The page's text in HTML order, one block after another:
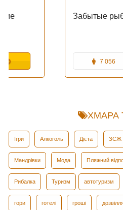
Забытые рыболовные
0
ХМАРА
Ігри Алкоголь Дієта ЗСЖ
Мандрівки Мода Пляжний
Рибалка Туризм автотуризм
гори готелі гроші